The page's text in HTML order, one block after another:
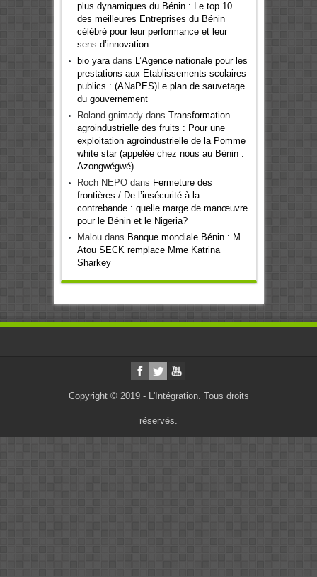
plus dynamiques du Bénin : Le top 10
des meilleures Entreprises du Bénin
célébré pour leur performance et leur
sens d’innovation
bio yaradans L’Agence nationale pour les
prestations aux Etablissements scolaires
publics : (ANaPES)Le plan de sauvetage
du gouvernement
Roland gnimadydans Transformation
agroindustrielle des fruits : Pour une
exploitation agroindustrielle de la Pomme
white star (appelée chez nous au Bénin :
Azongwégwé)
Roch NEPOdans Fermeture des
frontières / De l’insécurité à la
contrebande : quelle marge de manœuvre
pour le Bénin et le Nigeria?
Maloudans Banque mondiale Bénin : M.
Atou SECK remplace Mme Katrina
Sharkey
Copyright © 2019 - L'Intégration. Tous droits
réservés.